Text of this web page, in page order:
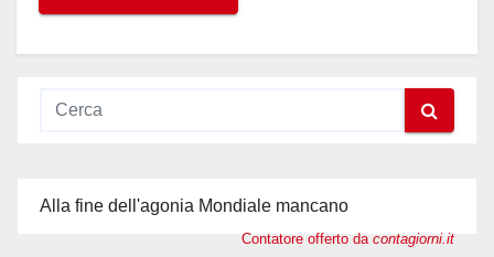
Alla fine dell'agonia Mondiale mancano
Contatore offerto da contagiorni.it